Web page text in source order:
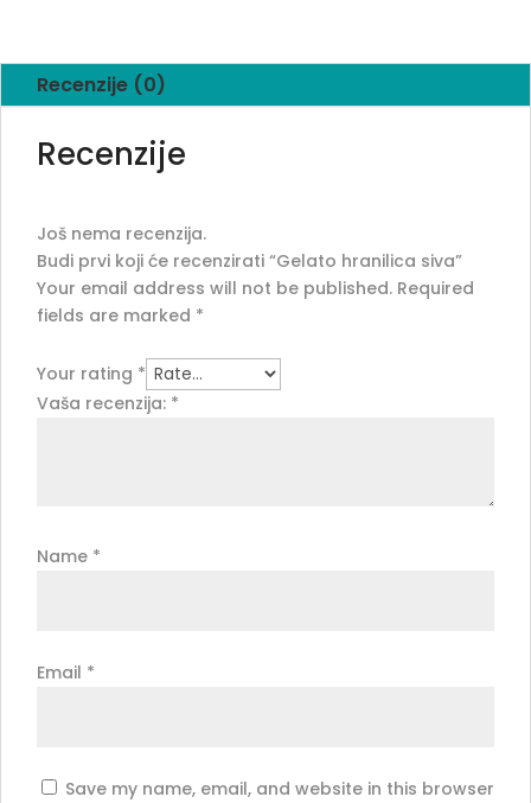
Recenzije (0)
Recenzije
Još nema recenzija.
Budi prvi koji će recenzirati “Gelato hranilica siva”
Your email address will not be published. Required
fields are marked *
Your rating *
Vaša recenzija: *
Name *
Email *
Save my name, email, and website in this browser